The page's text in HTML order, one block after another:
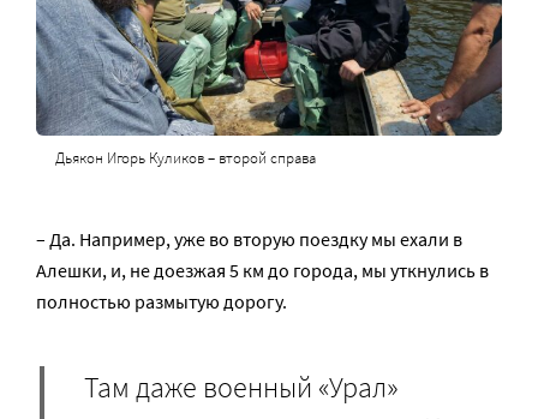
Дьякон Игорь Куликов – второй справа
– Да. Например, уже во вторую поездку мы ехали в
Алешки, и, не доезжая 5 км до города, мы уткнулись в
полностью размытую дорогу.
Там даже военный «Урал»